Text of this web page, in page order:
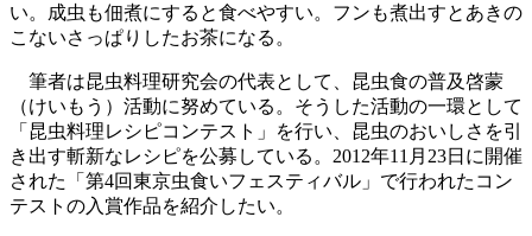
い。成虫も佃煮にすると食べやすい。フンも煮出すとあきの
こないさっぱりしたお茶になる。
筆者は昆虫料理研究会の代表として、昆虫食の普及啓蒙
（けいもう）活動に努めている。そうした活動の一環として
「昆虫料理レシピコンテスト」を行い、昆虫のおいしさを引
き出す斬新なレシピを公募している。2012年11月23日に開催
された「第4回東京虫食いフェスティバル」で行われたコン
テストの入賞作品を紹介したい。